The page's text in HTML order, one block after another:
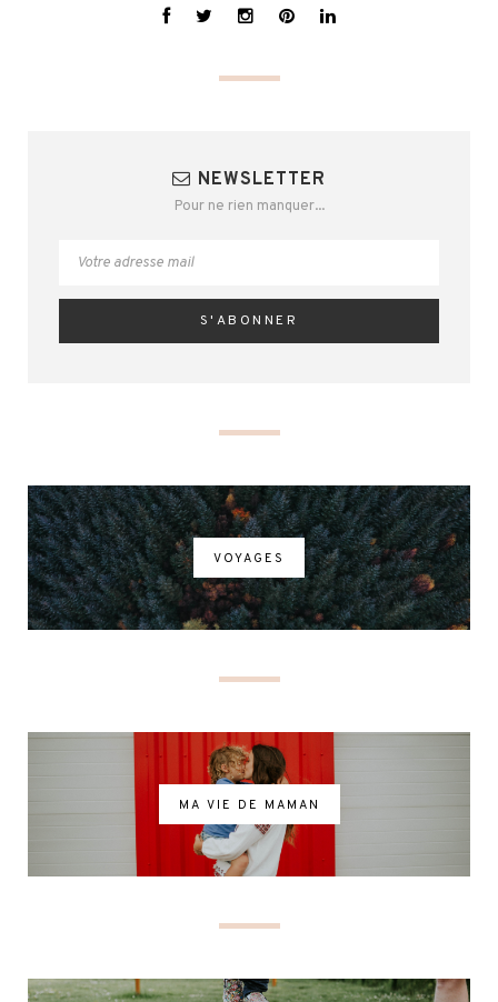
NEWSLETTER
Pour ne rien manquer...
VOYAGES
MA VIE DE MAMAN